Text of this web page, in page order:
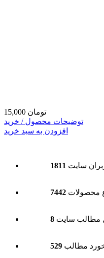
15,000 تومان
توضیحات محصول / خرید
افزودن به سبد خرید
سایت
محصولات
مطالب سایت
مطالب